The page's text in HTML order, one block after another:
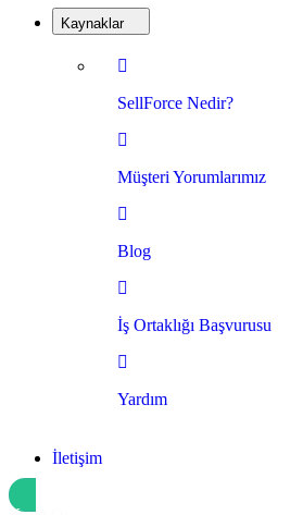
Kaynaklar
SellForce Nedir?
Müşteri Yorumlarımız
Blog
İş Ortaklığı Başvurusu
Yardım
İletişim